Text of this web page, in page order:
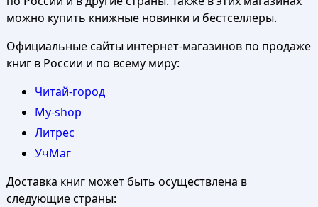
можно купить книжные новинки и бестселлеры.
Официальные сайты интернет-магазинов по продаже
книг в России и по всему миру:
Читай-город
My-shop
Литрес
УчМаг
Доставка книг может быть осуществлена в
следующие страны: